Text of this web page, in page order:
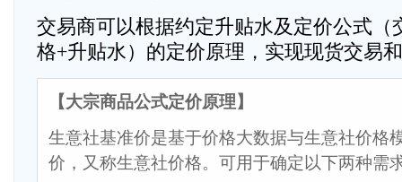
交易商可以根据约定升贴水及定价公式（
格+升贴水）的定价原理，实现现货交易
【大宗商品公式定价原理】
生意社基准价是基于价格大数据与生意社价格
价，又称生意社价格。可用于确定以下两种需